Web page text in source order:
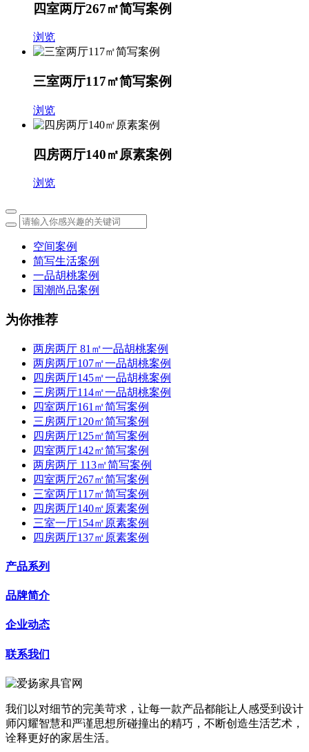
四室两厅267㎡简写案例
浏览
三室两厅117㎡简写案例
浏览
四房两厅140㎡原素案例
浏览
空间案例
简写生活案例
一品胡桃案例
国潮尚品案例
为你推荐
两房两厅 81㎡一品胡桃案例
两房两厅107㎡一品胡桃案例
四房两厅145㎡一品胡桃案例
三房两厅114㎡一品胡桃案例
四室两厅161㎡简写案例
三房两厅120㎡简写案例
四房两厅125㎡简写案例
四室两厅142㎡简写案例
两房两厅 113㎡简写案例
四室两厅267㎡简写案例
三室两厅117㎡简写案例
四房两厅140㎡原素案例
三室一厅154㎡原素案例
四房两厅137㎡原素案例
产品系列
品牌简介
企业动态
联系我们
我们以对细节的完美苛求，让每一款产品都能让人感受到设计
师闪耀智慧和严谨思想所碰撞出的精巧，不断创造生活艺术，
诠释更好的家居生活。